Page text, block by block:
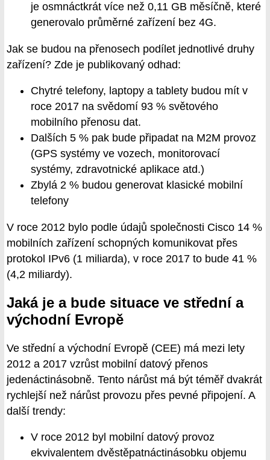
je osmnáctkrát více než 0,11 GB měsíčně, které
generovalo průměrné zařízení bez 4G.
Jak se budou na přenosech podílet jednotlivé druhy
zařízení? Zde je publikovaný odhad:
Chytré telefony, laptopy a tablety budou mít v
roce 2017 na svědomí 93 % světového
mobilního přenosu dat.
Dalších 5 % pak bude připadat na M2M provoz
(GPS systémy ve vozech, monitorovací
systémy, zdravotnické aplikace atd.)
Zbylá 2 % budou generovat klasické mobilní
telefony
V roce 2012 bylo podle údajů společnosti Cisco 14 %
mobilních zařízení schopných komunikovat přes
protokol IPv6 (1 miliarda), v roce 2017 to bude 41 %
(4,2 miliardy).
Jaká je a bude situace ve střední a
východní Evropě
Ve střední a východní Evropě (CEE) má mezi lety
2012 a 2017 vzrůst mobilní datový přenos
jedenáctinásobně. Tento nárůst má být téměř dvakrát
rychlejší než nárůst provozu přes pevné připojení. A
další trendy:
V roce 2012 byl mobilní datový provoz
ekvivalentem dvěstěpatnáctinásobku objemu